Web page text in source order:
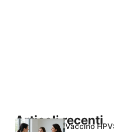
Articoli recenti
Vaccino